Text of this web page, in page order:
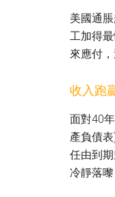
美國通
工加得
來應付
收入跑
面對40
產負債
任由到
冷靜落嚟